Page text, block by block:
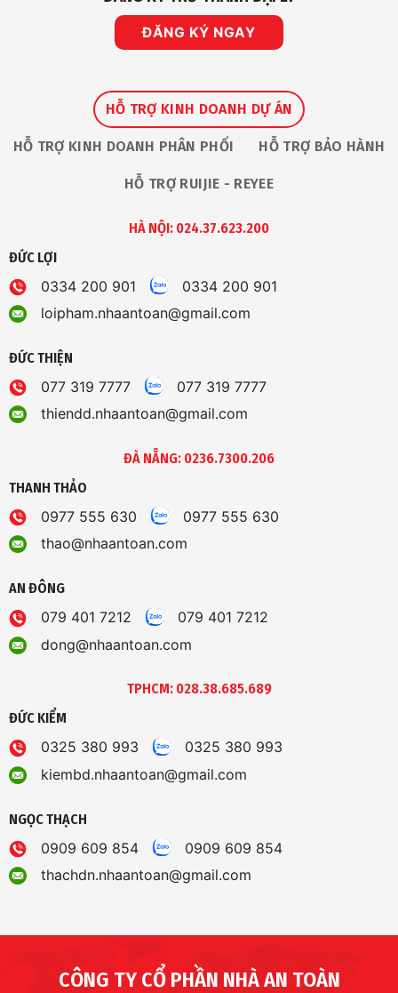
ĐĂNG KÝ NGAY
HỖ TRỢ KINH DOANH DỰ ÁN
HỖ TRỢ KINH DOANH PHÂN PHỐI HỖ TRỢ BẢO HÀNH
HỖ TRỢ RUIJIE - REYEE
HÀ NỘI: 024.37.623.200
ĐỨC LỢI
0334 200 901
0334 200 901
loipham.nhaantoan@gmail.com
ĐỨC THIỆN
077 319 7777
077 319 7777
thiendd.nhaantoan@gmail.com
ĐÀ NẴNG: 0236.7300.206
THANH THẢO
0977 555 630
0977 555 630
thao@nhaantoan.com
AN ĐÔNG
079 401 7212
079 401 7212
dong@nhaantoan.com
TPHCM: 028.38.685.689
ĐỨC KIỂM
0325 380 993
0325 380 993
kiembd.nhaantoan@gmail.com
NGỌC THẠCH
0909 609 854
0909 609 854
thachdn.nhaantoan@gmail.com
CÔNG TY CỔ PHẦN NHÀ AN TOÀN